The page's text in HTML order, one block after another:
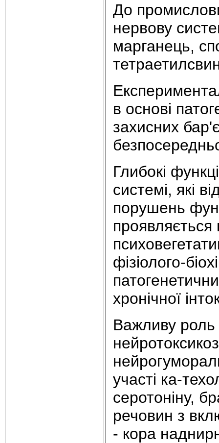
До
нервову
марганець,
в основі
захисних
Глибокі
системі, які
порушень
проявляється
фізіолого-
хронічної
Важливу роль
участі ка-
серотоніну,
речовин з
- кора